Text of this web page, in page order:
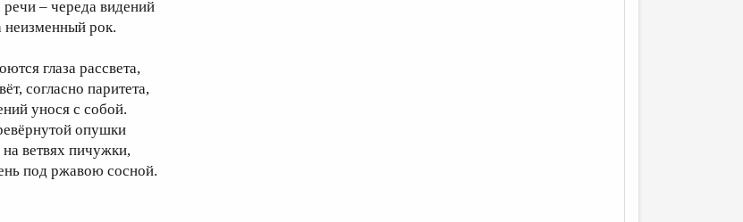
речи – череда видений
рок.
глаза рассвета,
согласно паритета,
унося с собой.
опушки
на ветвях пичужки,
под ржавою сосной.